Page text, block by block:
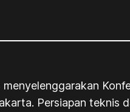
Persiapan teknis